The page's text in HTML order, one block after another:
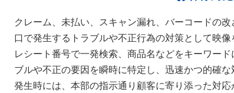
クレーム、未払い、スキャン漏れ、バーコードの
口で発生するトラブルや不正行為の対策として映像
レシート番号で一発検索、商品名などをキーワー
ブルや不正の要因を瞬時に特定し、迅速かつ的確
発生時には、本部の指示通り顧客に寄り添った対